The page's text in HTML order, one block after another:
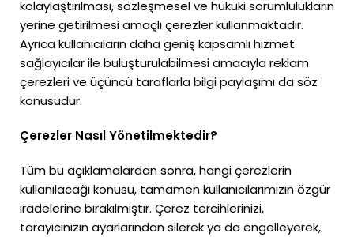
kolaylaştırılması, sözleşmesel ve hukuki sorumlulukların
yerine getirilmesi amaçlı çerezler kullanmaktadır.
Ayrıca kullanıcıların daha geniş kapsamlı hizmet
sağlayıcılar ile buluşturulabilmesi amacıyla reklam
çerezleri ve üçüncü taraflarla bilgi paylaşımı da söz
konusudur.
Çerezler Nasıl Yönetilmektedir?
Tüm bu açıklamalardan sonra, hangi çerezlerin
kullanılacağı konusu, tamamen kullanıcılarımızın özgür
iradelerine bırakılmıştır. Çerez tercihlerinizi,
tarayıcınızın ayarlarından silerek ya da engelleyerek,